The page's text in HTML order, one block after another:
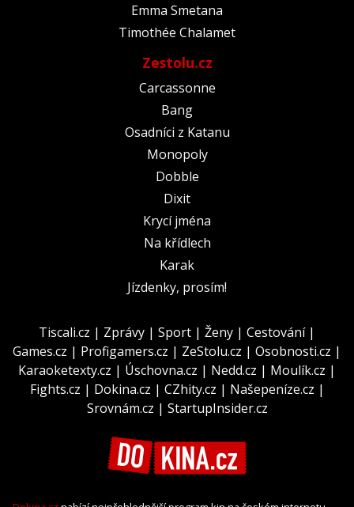
Emma Smetana
Timothée Chalamet
Zestolu.cz
Carcassonne
Bang
Osadníci z Katanu
Monopoly
Dobble
Dixit
Krycí jména
Na křídlech
Karak
Jízdenky, prosím!
Tiscali.cz | Zprávy | Sport | Ženy | Cestování|
Games.cz | Profigamers.cz | ZeStolu.cz | Osobnosti.cz |
Karaoketexty.cz | Úschovna.cz | Nedd.cz | Moulík.cz |
Fights.cz | Dokina.cz | CZhity.cz | Našepeníze.cz |
Srovnám.cz | StartupInsider.cz